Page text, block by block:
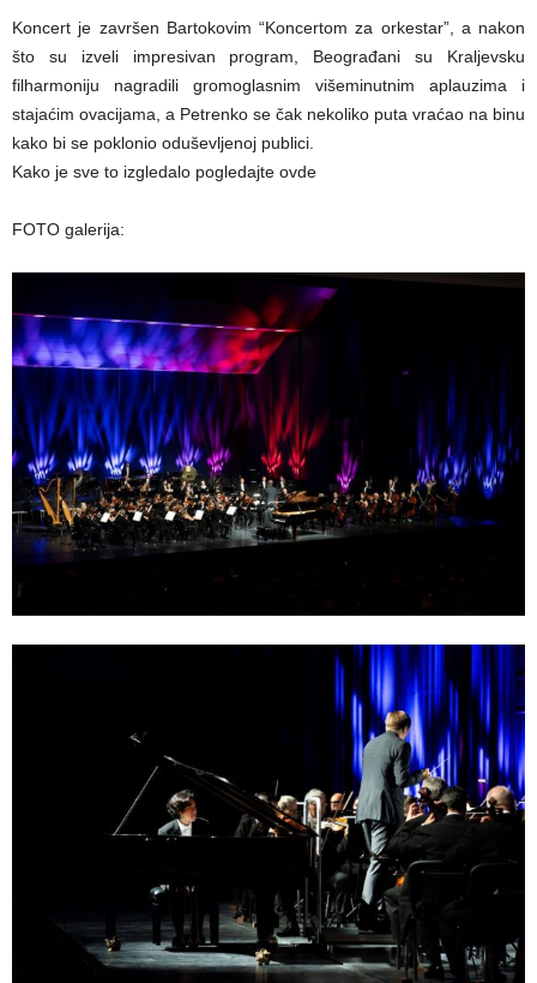
Koncert je završen Bartokovim “Koncertom za orkestar”, a nakon
što su izveli impresivan program, Beograđani su Kraljevsku
filharmoniju nagradili gromoglasnim višeminutnim aplauzima i
stajaćim ovacijama, a Petrenko se čak nekoliko puta vraćao na binu
kako bi se poklonio oduševljenoj publici.
Kako je sve to izgledalo pogledajte ovde
FOTO galerija: